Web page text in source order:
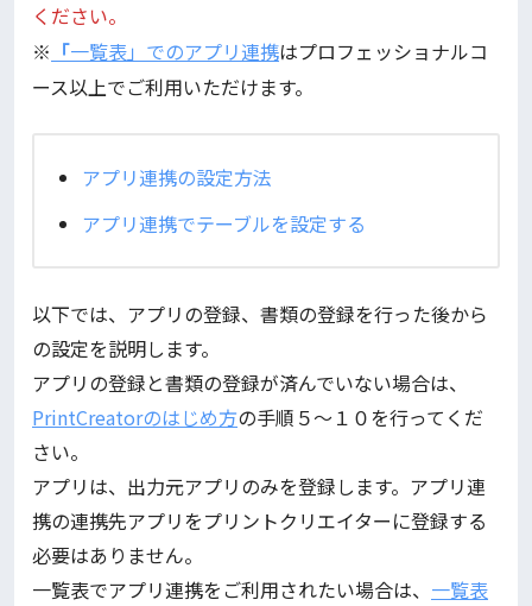
ください。
※ 「一覧表」でのアプリ連携はプロフェッショナルコ
ース以上でご利用いただけます。
アプリ連携の設定方法
アプリ連携でテーブルを設定する
以下では、アプリの登録、書類の登録を行った後から
の設定を説明します。
アプリの登録と書類の登録が済んでいない場合は、
PrintCreatorのはじめ方の手順５～１０を行ってくだ
さい。
アプリは、出力元アプリのみを登録します。アプリ連
携の連携先アプリをプリントクリエイターに登録する
必要はありません。
一覧表でアプリ連携をご利用されたい場合は、 一覧表